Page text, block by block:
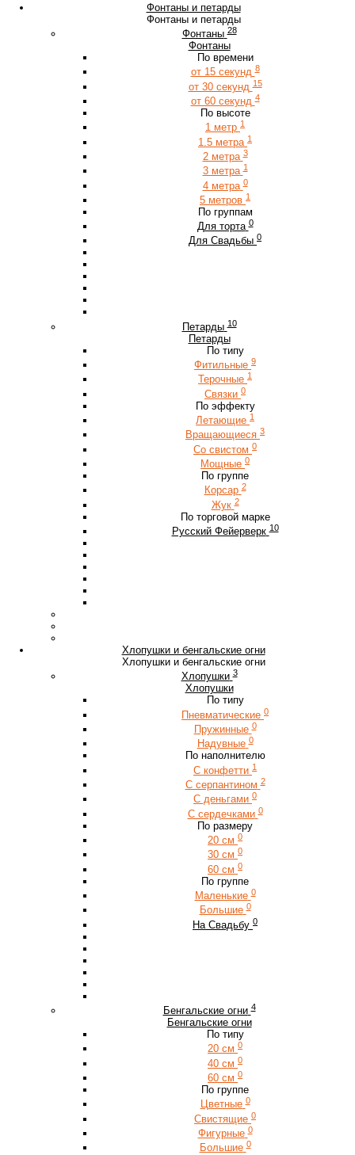
Фонтаны и петарды
Фонтаны и петарды
Фонтаны 28
Фонтаны
По времени
от 15 секунд 8
от 30 секунд 15
от 60 секунд 4
По высоте
1 метр 1
1.5 метра 1
2 метра 3
3 метра 1
4 метра 0
5 метров 1
По группам
Для торта 0
Для Свадьбы 0
Петарды 10
Петарды
По типу
Фитильные 9
Терочные 1
Связки 0
По эффекту
Летающие 1
Вращающиеся 3
Со свистом 0
Мощные 0
По группе
Корсар 2
Жук 2
По торговой марке
Русский Фейерверк 10
Хлопушки и бенгальские огни
Хлопушки и бенгальские огни
Хлопушки 3
Хлопушки
По типу
Пневматические 0
Пружинные 0
Надувные 0
По наполнителю
С конфетти 1
С серпантином 2
С деньгами 0
С сердечками 0
По размеру
20 см 0
30 см 0
60 см 0
По группе
Маленькие 0
Большие 0
На Свадьбу 0
Бенгальские огни 4
Бенгальские огни
По типу
20 см 0
40 см 0
60 см 0
По группе
Цветные 0
Свистящие 0
Фигурные 0
Большие 0